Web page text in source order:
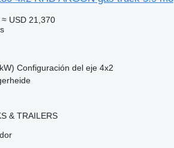
≈ USD 21,370
Configuración del eje 4x2
& TRAILERS